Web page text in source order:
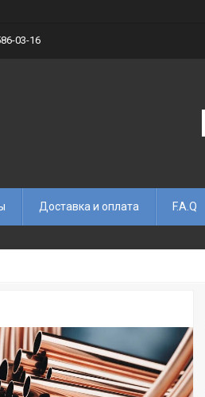
03-16
Доставка и оплата F.A.Q